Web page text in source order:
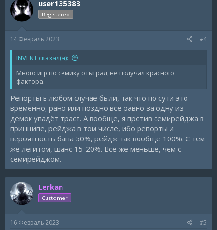
user135383
Registered
14 Февраль 2023 #4
INVENT сказал(а):
Много игр по семику отыграл, не получал красного
фактора.
Репорты в любом случае были, так что по сути это
временно, рано или поздно все равно за одну из
демок упадёт траст. А вообще, я против семирейджа в
принципе, рейджа в том числе, ибо репорты и
вероятность бана 50%, рейдж так вообще 100%. С тем
же легитом, шанс 15-20%. Все же меньше, чем с
семирейджом.
Lerkan
Customer
16 Февраль 2023 #5